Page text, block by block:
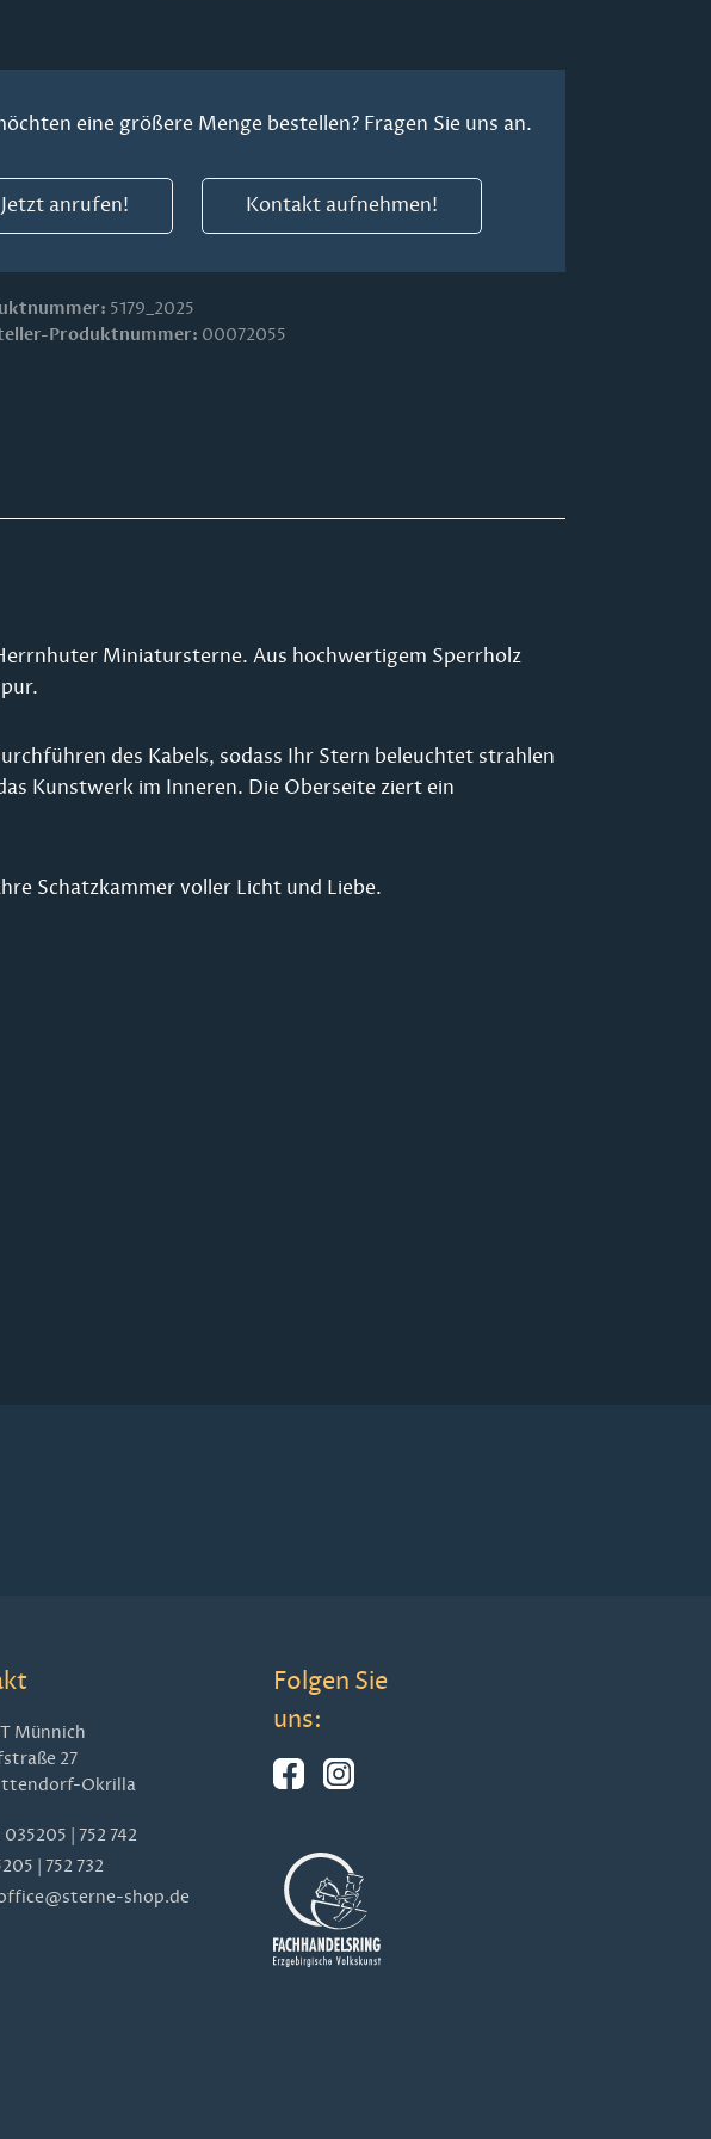
eine größere Menge bestellen? Fragen Sie uns an.
Jetzt anrufen! Kontakt aufnehmen!
5179_2025
Produktnummer: 00072055
Miniatursterne. Aus hochwertigem Sperrholz
des Kabels, sodass Ihr Stern beleuchtet strahlen
Kunstwerk im Inneren. Die Oberseite ziert ein
Schatzkammer voller Licht und Liebe.
Münnich
27
Okrilla
035205 | 752 742
| 752 732
shop.de
Folgen Sie
uns: